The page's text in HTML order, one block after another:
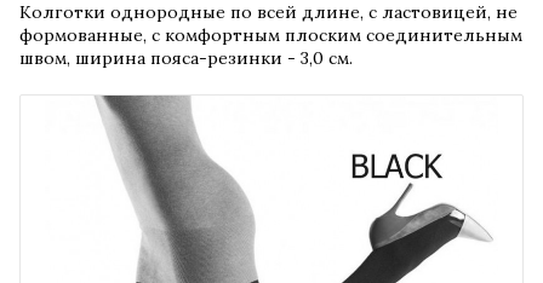
Колготки однородные по всей длине, с ластовицей, не
формованные, с комфортным плоским соединительным
швом, ширина пояса-резинки - 3,0 см.